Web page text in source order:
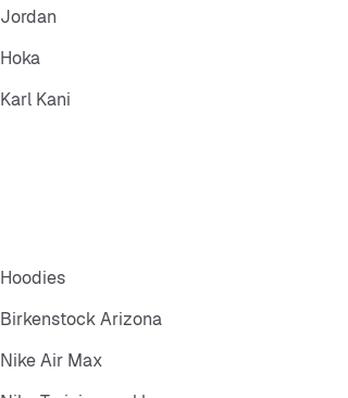
Jordan
Hoka
Karl Kani
Hoodies
Birkenstock Arizona
Nike Air Max